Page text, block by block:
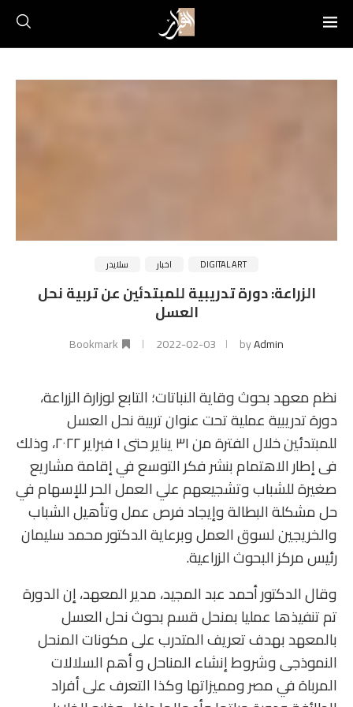
DIGITAL ART اخبار سلايدر
الزراعة: دورة تدريبية للمبتدئين عن تربية نحل
العسل
byAdmin
2022-02-03
Bookmark
نظم معهد بحوث وقاية النباتات؛ التابع لوزارة الزراعة،
دورة تدريبية عملية تحت عنوان تربية نحل العسل
للمبتدئين خلال الفترة من ٣١ يناير حتى ١ فبراير ٢٠٢٢، وذلك
فى إطار الاهتمام بنشر فكر التوسع في إقامة مشاريع
صغيرة للشباب وتشجيعهم علي العمل الحر للإسهام في
حل مشكلة البطالة وإيجاد فرص عمل وتأهيل الشباب
والخريجين لسوق العمل وبرعاية الدكتور محمد سليمان
رئيس مركز البحوث الزراعية.
وقال الدكتور أحمد عبد المجيد، مدير المعهد، إن الدورة
تم تنفيذها عمليا بمنحل قسم بحوث نحل العسل
بالمعهد بهدف تعريف المتدرب على مكونات المنحل
النموذجى وشروط إنشاء المناحل و أهم السلالات
المرباة في مصر ومميزاتها وكذا التعرف على أفراد